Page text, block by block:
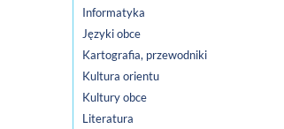
Informatyka
Języki obce
Kartografia, przewodniki
Kultura orientu
Kultury obce
Literatura